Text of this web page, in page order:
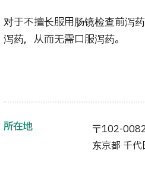
对于不擅长服用肠镜检查前泻
泻药，从而无需口服泻药。
所在地
〒102-
东京都 千